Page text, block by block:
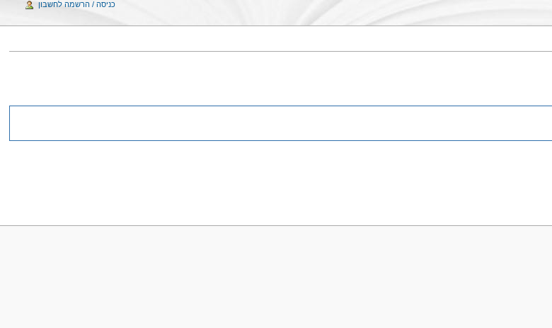
כניסה / הרשמה לחשבון